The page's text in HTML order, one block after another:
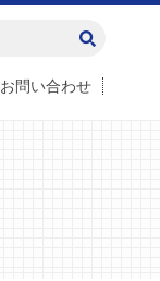
お問い合わせ